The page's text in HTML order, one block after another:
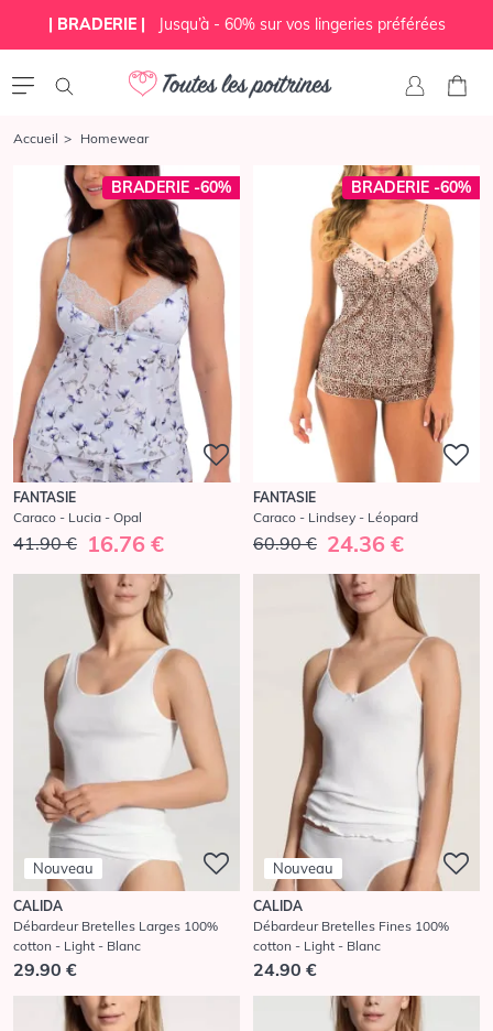
| BRADERIE | Jusqu’à - 60% sur vos lingeries préférées
Accueil Homewear
BRADERIE -60%
FANTASIE
Caraco - Lucia - Opal
41.90 € 16.76 €
BRADERIE -60%
FANTASIE
Caraco - Lindsey - Léopard
60.90 € 24.36 €
Nouveau
CALIDA
Débardeur Bretelles Larges 100%
cotton - Light - Blanc
29.90 €
Nouveau
CALIDA
Débardeur Bretelles Fines 100%
cotton - Light - Blanc
24.90 €